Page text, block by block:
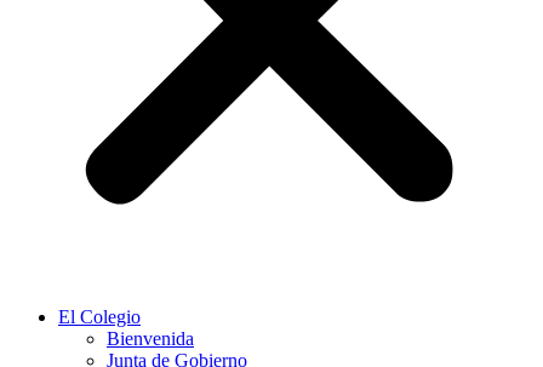
El Colegio
Bienvenida
Junta de Gobierno